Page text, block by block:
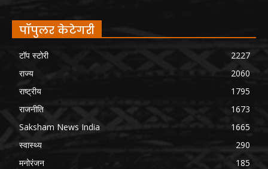
पॉपुलर केटेगरी
टॉप स्टोरी
2227
राज्य
2060
राष्ट्रीय
1795
राजनीति
1673
Saksham News India
1665
स्वास्थ्य
290
मनोरंजन
185